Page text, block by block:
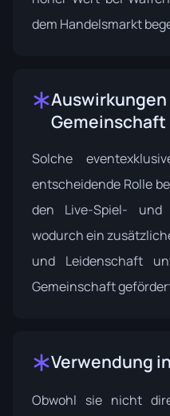
dem Handelsmarkt
Gemeinschaft
Solche
entscheidende Rolle
den Live-Spiel- und
wodurch ein
und Leidenschaft
Gemeinschaft
Verwendung
Obwohl sie nicht